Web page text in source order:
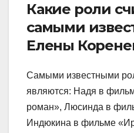
Какие роли
самыми
Елены
Самыми известными
являются: Надя в
роман», Люсинда в
Индюкина в фильме